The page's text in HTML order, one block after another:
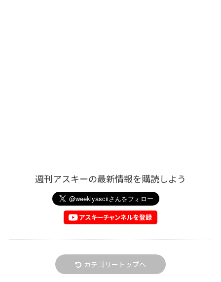
週刊アスキーの最新情報を購読しよう
カテゴリートップへ